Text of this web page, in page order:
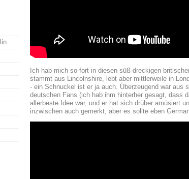
Ich hab mich so-fort in diesen süß-dreckigen
stammt aus Lincolnshire, lebt aber mittlerweile in
- ein Schnuckel ist er ja auch. Überzeugend war aus
deutschen Fans (ich hab ihm hinterher gesagt, dass
allerbeste Idee war, und er hat sich drüber amüsiert
inzwischen auch gemerkt, aber es sollte eben